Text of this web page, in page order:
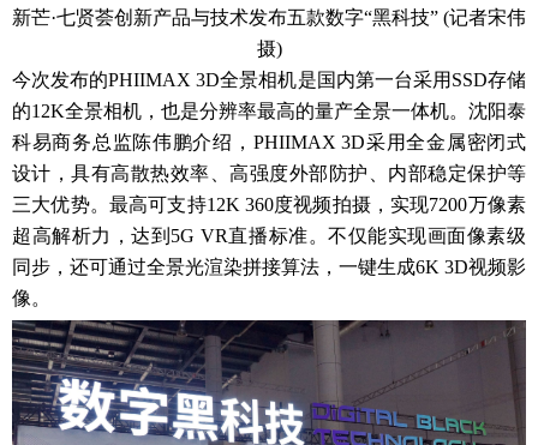
新芒·七贤荟创新产品与技术发布五款数字“黑科技” (记者宋伟
摄)
今次发布的PHIIMAX 3D全景相机是国内第一台采用SSD存储
的12K全景相机，也是分辨率最高的量产全景一体机。沈阳泰
科易商务总监陈伟鹏介绍，PHIIMAX 3D采用全金属密闭式
设计，具有高散热效率、高强度外部防护、内部稳定保护等
三大优势。最高可支持12K 360度视频拍摄，实现7200万像素
超高解析力，达到5G VR直播标准。不仅能实现画面像素级
同步，还可通过全景光渲染拼接算法，一键生成6K 3D视频影
像。